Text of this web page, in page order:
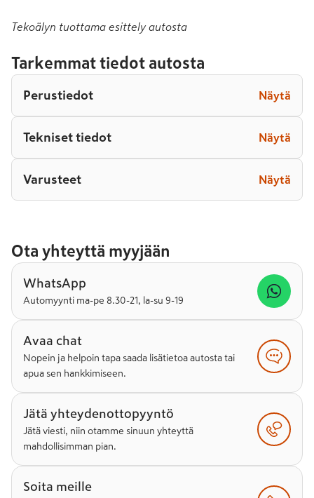
Tekoälyn tuottama esittely autosta
Tarkemmat tiedot autosta
Perustiedot Näytä
Tekniset tiedot Näytä
Varusteet Näytä
Ota yhteyttä myyjään
WhatsApp
Automyynti ma-pe 8.30-21, la-su 9-19
Avaa chat
Nopein ja helpoin tapa saada lisätietoa autosta tai
apua sen hankkimiseen.
Jätä yhteydenottopyyntö
Jätä viesti, niin otamme sinuun yhteyttä
mahdollisimman pian.
Soita meille